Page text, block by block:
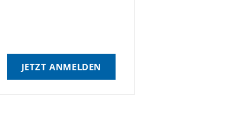
JETZT ANMELDEN